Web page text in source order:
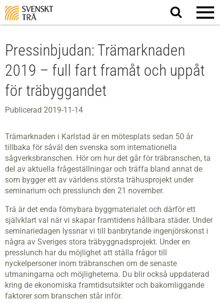
Sök
på
Pressinbjudan: Trämarknaden
2019 – full fart framåt och uppåt
för träbyggandet
Publicerad 2019-11-14
Trämarknaden i Karlstad är en mötesplats sedan 50 år
tillbaka för såväl den svenska som internationella
sågverksbranschen. Hör om hur det går för träbranschen, ta
del av aktuella frågeställningar och träffa bland annat de
som bygger ett av världens största trähusprojekt under
seminarium och presslunch den 21 november.
Trä är det enda förnybara byggmaterialet och därför ett
självklart val när vi skapar framtidens hållbara städer. Under
seminariedagen lyssnar vi till banbrytande ingenjörskonst i
några av Sveriges stora träbyggnadsprojekt. Under en
presslunch har du möjlighet att ställa frågor till
nyckelpersoner inom träbranschen om de senaste
utmaningarna och möjligheterna. Du blir också uppdaterad
kring de ekonomiska framtidsutsikter och bakomliggande
faktorer som branschen står inför.